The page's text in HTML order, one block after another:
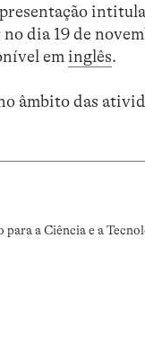
dia 19 de
eminglês.
âmbito das
a Ciência e a